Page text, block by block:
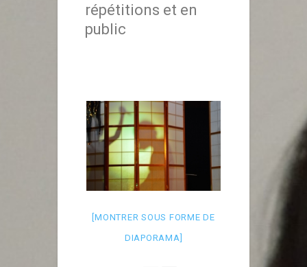
répétitions et en
public
[MONTRER SOUS FORME DE
DIAPORAMA]